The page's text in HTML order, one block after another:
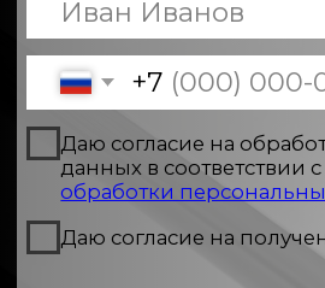
Даю согласие на получение рассылок
Рассчитать стоимость